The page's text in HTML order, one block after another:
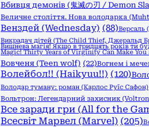
Вбивця демонів (鬼滅の刃 / Demon
Величне століття. Нова володарка
Венздей (Wednesday) (88)Версаль
Викрадач дітей (The Child Thief, Джеральд
Вишнева магія! Якщо в тридцять років ти
Magic! Thirty Years of Virginity Can Make You
Вовченя (Teen wolf) (22)Вогнем і
Волейбол!! (Haikyuu!!) (120)
Володар туману: роман (Карлос Руїс Сафон)
Вольтрон: Легендарний захисник
Все заради гри (All for the
Всесвіт Марвел (Marvel) (205)